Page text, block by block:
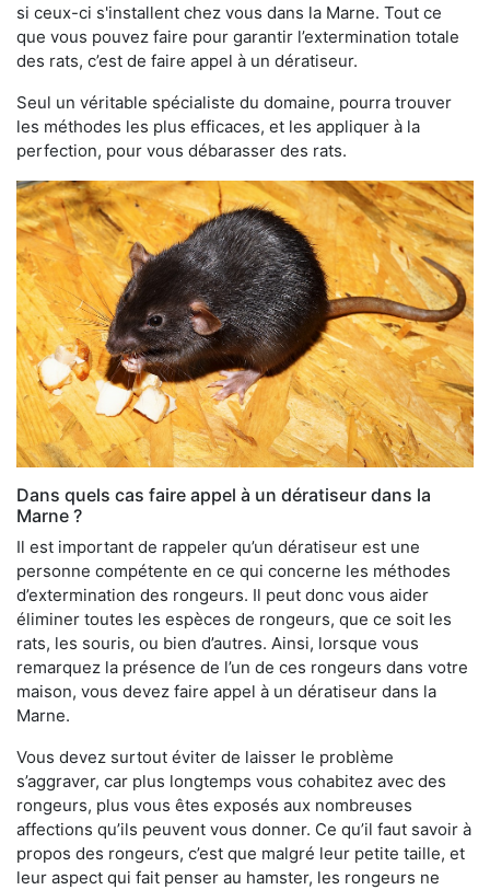
si ceux-ci s'installent chez vous dans la Marne. Tout ce
que vous pouvez faire pour garantir l’extermination totale
des rats, c’est de faire appel à un dératiseur.
Seul un véritable spécialiste du domaine, pourra trouver
les méthodes les plus efficaces, et les appliquer à la
perfection, pour vous débarasser des rats.
Dans quels cas faire appel à un dératiseur dans la
Marne ?
Il est important de rappeler qu’un dératiseur est une
personne compétente en ce qui concerne les méthodes
d’extermination des rongeurs. Il peut donc vous aider
éliminer toutes les espèces de rongeurs, que ce soit les
rats, les souris, ou bien d’autres. Ainsi, lorsque vous
remarquez la présence de l’un de ces rongeurs dans votre
maison, vous devez faire appel à un dératiseur dans la
Marne.
Vous devez surtout éviter de laisser le problème
s’aggraver, car plus longtemps vous cohabitez avec des
rongeurs, plus vous êtes exposés aux nombreuses
affections qu’ils peuvent vous donner. Ce qu’il faut savoir à
propos des rongeurs, c’est que malgré leur petite taille, et
leur aspect qui fait penser au hamster, les rongeurs ne